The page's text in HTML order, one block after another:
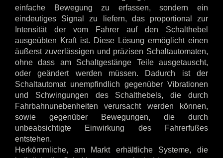
einfache Bewegung zu erfassen, sondern ein
eindeutiges Signal zu liefern, das proportional zur
Intensität der vom Fahrer auf den Schalthebel
ausgeübten Kraft ist. Diese Lösung ermöglicht einen
äußerst zuverlässigen und präzisen Schaltautomaten,
ohne dass am Schaltgestänge Teile ausgetauscht,
oder geändert werden müssen. Dadurch ist der
Schaltautomat unempfindlich gegenüber Vibrationen
und Schwingungen des Schalthebels, die durch
Fahrbahnunebenheiten verursacht werden können,
sowie gegenüber Bewegungen, die durch
unbeabsichtigte Einwirkung des Fahrerfußes
entstehen.
Herkömmliche, am Markt erhältliche Systeme, die